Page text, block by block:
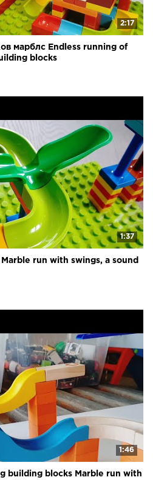
2:17
марблс Endless running of
blocks
1:37
run with swings, a sound
1:46
building blocks Marble run with